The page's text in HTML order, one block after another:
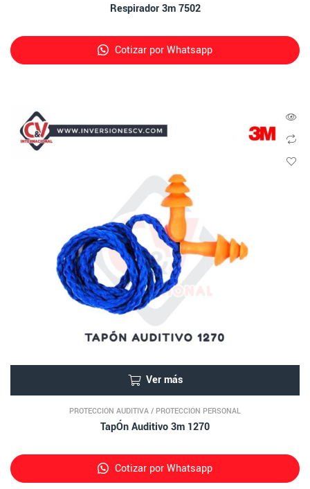
Respirador 3m 7502
Cotizar por Whatsapp
Ver más
PROTECCIÓN AUDITIVA / PROTECCIÓN PERSONAL
TapÓn Auditivo 3m 1270
Cotizar por Whatsapp